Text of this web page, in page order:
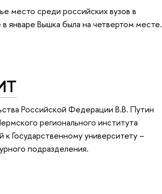
место среди российских вузов в
январе Вышка была на четвертом месте.
Российской Федерации В.В. Путин
регионального института
Государственному университету –
подразделения.